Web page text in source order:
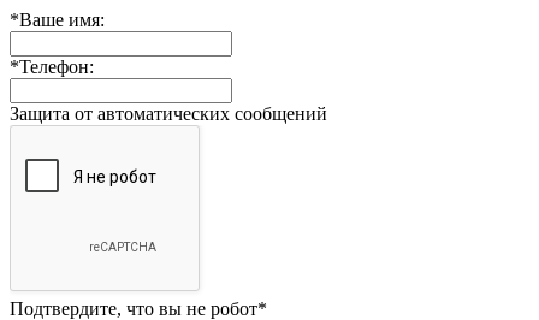
*Ваше имя:
*Телефон:
Защита от автоматических сообщений
Подтвердите, что вы не робот*